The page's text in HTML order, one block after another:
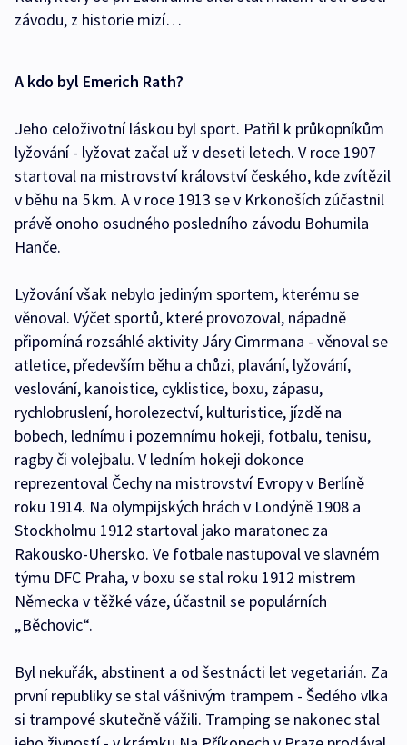
závodu, z historie mizí…
A kdo byl Emerich Rath?
Jeho celoživotní láskou byl sport. Patřil k průkopníkům
lyžování - lyžovat začal už v deseti letech. V roce 1907
startoval na mistrovství království českého, kde zvítězil
v běhu na 5 km. A v roce 1913 se v Krkonoších zúčastnil
právě onoho osudného posledního závodu Bohumila
Hanče.
Lyžování však nebylo jediným sportem, kterému se
věnoval. Výčet sportů, které provozoval, nápadně
připomíná rozsáhlé aktivity Járy Cimrmana - věnoval se
atletice, především běhu a chůzi, plavání, lyžování,
veslování, kanoistice, cyklistice, boxu, zápasu,
rychlobruslení, horolezectví, kulturistice, jízdě na
bobech, lednímu i pozemnímu hokeji, fotbalu, tenisu,
ragby či volejbalu. V ledním hokeji dokonce
reprezentoval Čechy na mistrovství Evropy v Berlíně
roku 1914. Na olympijských hrách v Londýně 1908 a
Stockholmu 1912 startoval jako maratonec za
Rakousko-Uhersko. Ve fotbale nastupoval ve slavném
týmu DFC Praha, v boxu se stal roku 1912 mistrem
Německa v těžké váze, účastnil se populárních
„Běchovic“.
Byl nekuřák, abstinent a od šestnácti let vegetarián. Za
první republiky se stal vášnivým trampem - Šedého vlka
si trampové skutečně vážili. Tramping se nakonec stal